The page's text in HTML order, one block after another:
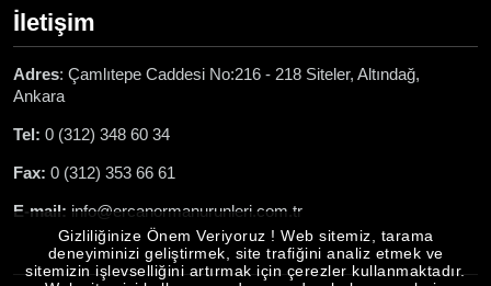
İletişim
Adres: Çamlıtepe Caddesi No:216 - 218 Siteler, Altındağ,
Ankara
Tel: 0 (312) 348 60 34
Fax: 0 (312) 353 66 61
E-mail: info@ercanormanurunleri.com.tr
Gizliliğinize Önem Veriyoruz ! Web sitemiz, tarama
deneyiminizi geliştirmek, site trafiğini analiz etmek ve
sitemizin işlevselliğini artırmak için çerezler kullanmaktadır.